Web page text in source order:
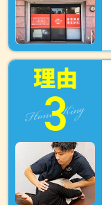
理由
3
Hone King